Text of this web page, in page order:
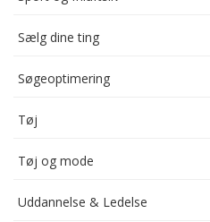
Sælg dine ting
Søgeoptimering
Tøj
Tøj og mode
Uddannelse & Ledelse